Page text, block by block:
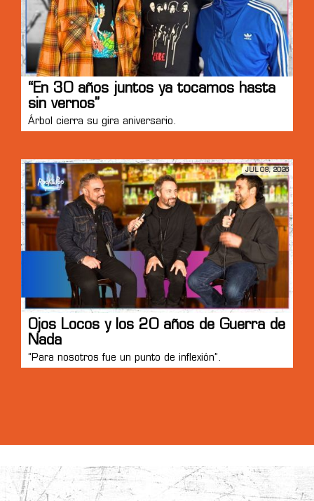
“En 30 años juntos ya tocamos hasta
sin vernos”
Árbol cierra su gira aniversario.
JUL 08, 2026
Ojos Locos y los 20 años de Guerra de
Nada
“Para nosotros fue un punto de inflexión”.